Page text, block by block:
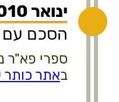
ינואר 2010
הסכם
ספרי פא"ר
באתר